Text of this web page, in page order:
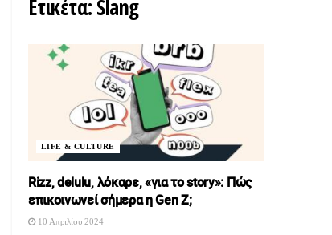
Ετικέτα:Slang
LIFE & CULTURE
Rizz, delulu, λόκαρε, «για το story»: Πώς
επικοινωνεί σήμερα η Gen Z;
10 Απριλίου 2024